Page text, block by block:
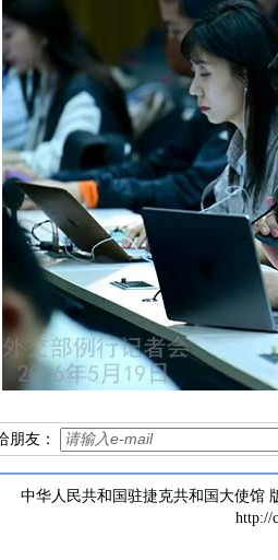
朋友：
中华人民共和国驻捷克共和国大使馆
http://